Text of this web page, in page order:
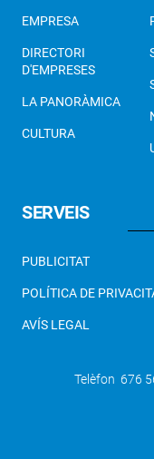
EMPRESA
DIRECTORI
D'EMPRESES
LA PANORÀMICA
CULTURA
SERVEIS
PUBLICITAT
POLÍTICA DE
AVÍS LEGAL
Telèfon 676